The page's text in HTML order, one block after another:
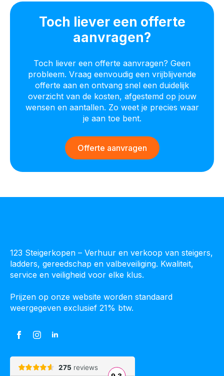
Toch liever een offerte
aanvragen?
Toch liever een offerte aanvragen? Geen
probleem. Vraag eenvoudig een vrijblijvende
offerte aan en ontvang snel een duidelijk
overzicht van de kosten, afgestemd op jouw
wensen en aantallen. Zo weet je precies waar
je aan toe bent.
Offerte aanvragen
123 Steigerkopen – Verhuur en verkoop van steigers,
ladders, gereedschap en valbeveiliging. Kwaliteit,
service en veiligheid voor elke klus.
Prijzen op onze website worden standaard
weergegeven exclusief 21% btw.